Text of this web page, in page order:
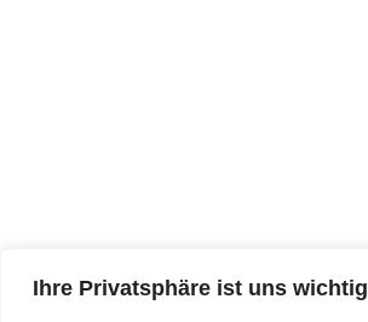
Ihre Privatsphäre ist uns wichtig